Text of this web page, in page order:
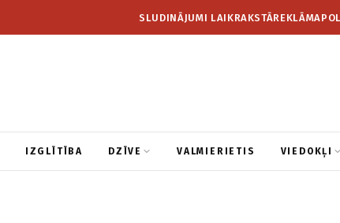
SLUDINĀJUMI LAIKRAKSTĀREKLĀMA
IZGLĪTĪBA DZĪVE VALMIERIETIS VIEDOKĻI